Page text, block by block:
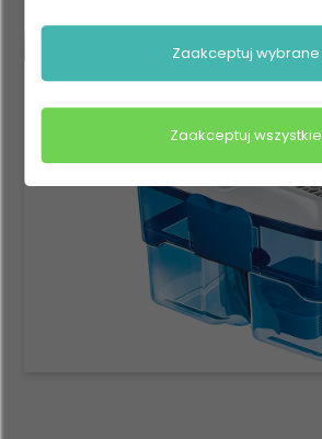
Zaakceptuj wybrane
Zaakceptuj wszystkie